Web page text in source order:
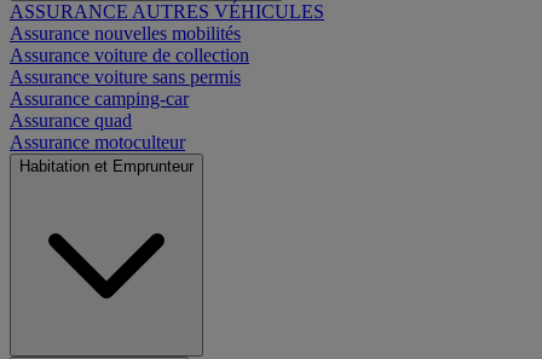
ASSURANCE AUTRES VÉHICULES
Assurance nouvelles mobilités
Assurance voiture de collection
Assurance voiture sans permis
Assurance camping-car
Assurance quad
Assurance motoculteur
Habitation et Emprunteur